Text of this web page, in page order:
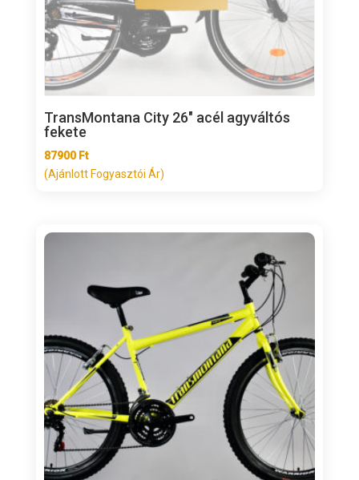
TransMontana City 26″ acél agyváltós
fekete
87900 Ft
(Ajánlott Fogyasztói Ár)